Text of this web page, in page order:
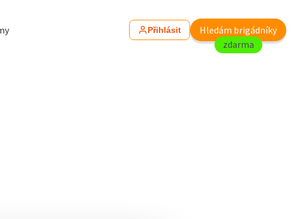
Přihlásit
Hledám brigádníky
zdarma